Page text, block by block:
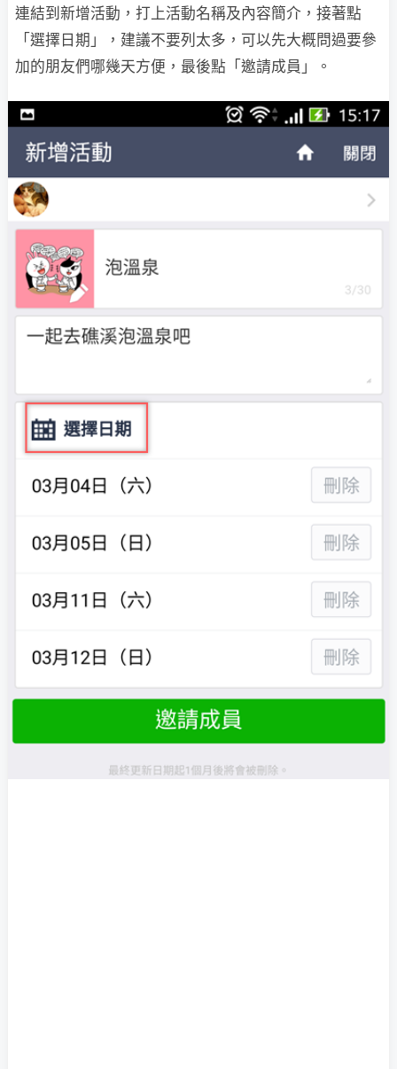
連結到新增活動，打上活動名稱及內容簡介，接著點
「選擇日期」，建議不要列太多，可以先大概問過要參
加的朋友們哪幾天方便，最後點「邀請成員」。